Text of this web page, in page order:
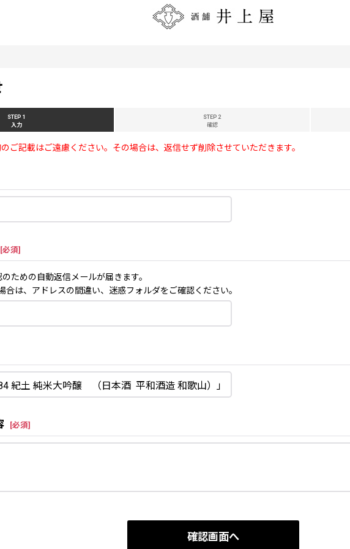
STEP 1
入力
STEP 2
確認
ご記載はご遠慮ください。その場合は、返信せず削除させていただきます。
[必須]
ための自動返信メールが届きます。
合は、アドレスの間違い、迷惑フォルダをご確認ください。
[必須]
確認画面へ